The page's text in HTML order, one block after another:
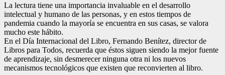
La lectura tiene una importancia invaluable en el desarrollo
intelectual y humano de las personas, y en estos tiempos de
pandemia cuando la mayoría se encuentra en sus casas, se valora
mucho este hábito.
En el Día Internacional del Libro, Fernando Benítez, director de
Libros para Todos, recuerda que éstos siguen siendo la mejor fuente
de aprendizaje, sin desmerecer ninguna otra ni los nuevos
mecanismos tecnológicos que existen que reconvierten al libro.